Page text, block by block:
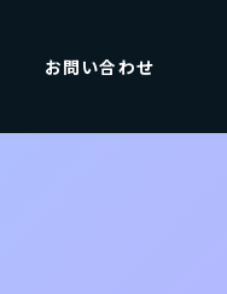
お問い合わせ